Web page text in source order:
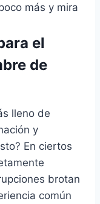
más y mira
el
de
lleno de
y
En ciertos
brotan
común